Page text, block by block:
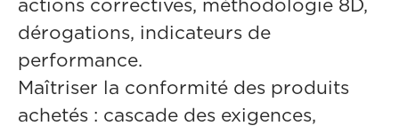
actions correctives, méthodologie 8D,
dérogations, indicateurs de
performance.
Maîtriser la conformité des produits
achetés : cascade des exigences,